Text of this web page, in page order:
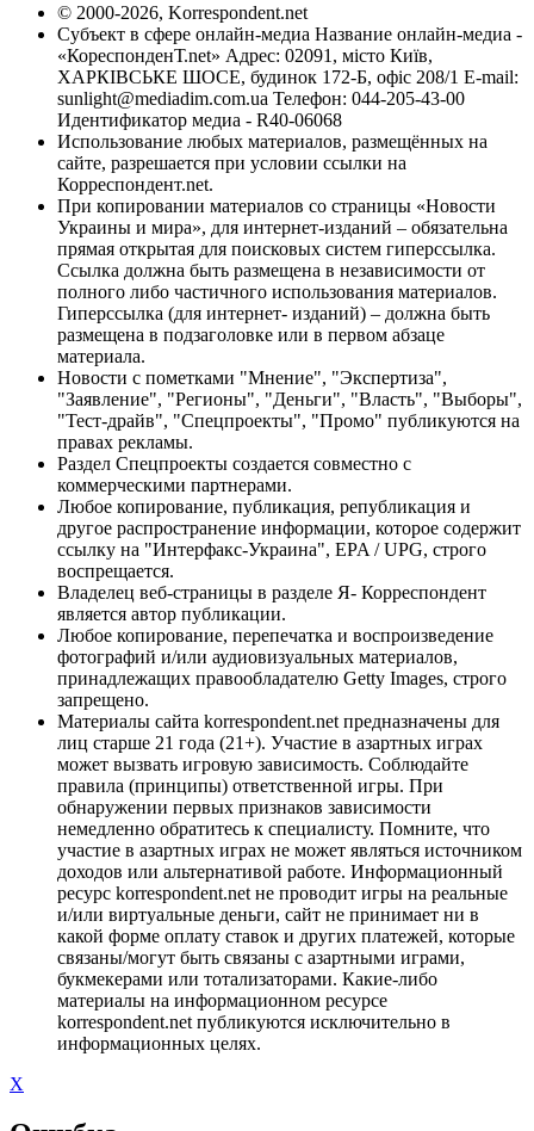
© 2000-2026, Korrespondent.net
Субъект в сфере онлайн-медиа Название онлайн-медиа -
«КореспонденТ.net» Адрес: 02091, місто Київ,
ХАРКІВСЬКЕ ШОСЕ, будинок 172-Б, офіс 208/1 E-mail:
sunlight@mediadim.com.ua Телефон: 044-205-43-00
Идентификатор медиа - R40-06068
Использование любых материалов, размещённых на
сайте, разрешается при условии ссылки на
Корреспондент.net.
При копировании материалов со страницы «Новости
Украины и мира», для интернет-изданий – обязательна
прямая открытая для поисковых систем гиперссылка.
Ссылка должна быть размещена в независимости от
полного либо частичного использования материалов.
Гиперссылка (для интернет- изданий) – должна быть
размещена в подзаголовке или в первом абзаце
материала.
Новости с пометками "Мнение", "Экспертиза",
"Заявление", "Регионы", "Деньги", "Власть", "Выборы",
"Тест-драйв", "Спецпроекты", "Промо" публикуются на
правах рекламы.
Раздел Спецпроекты создается совместно с
коммерческими партнерами.
Любое копирование, публикация, републикация и
другое распространение информации, которое содержит
ссылку на "Интерфакс-Украина", EPA / UPG, строго
воспрещается.
Владелец веб-страницы в разделе Я- Корреспондент
является автор публикации.
Любое копирование, перепечатка и воспроизведение
фотографий и/или аудиовизуальных материалов,
принадлежащих правообладателю Getty Images, строго
запрещено.
Материалы сайта korrespondent.net предназначены для
лиц старше 21 года (21+). Участие в азартных играх
может вызвать игровую зависимость. Соблюдайте
правила (принципы) ответственной игры. При
обнаружении первых признаков зависимости
немедленно обратитесь к специалисту. Помните, что
участие в азартных играх не может являться источником
доходов или альтернативой работе. Информационный
ресурс korrespondent.net не проводит игры на реальные
и/или виртуальные деньги, сайт не принимает ни в
какой форме оплату ставок и других платежей, которые
связаны/могут быть связаны с азартными играми,
букмекерами или тотализаторами. Какие-либо
материалы на информационном ресурсе
korrespondent.net публикуются исключительно в
информационных целях.
X